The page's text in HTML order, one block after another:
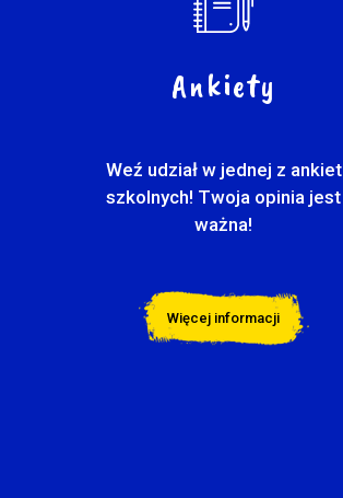
Ankiety
Weź udział w jednej z ankiet
szkolnych! Twoja opinia jest
ważna!
Więcej informacji